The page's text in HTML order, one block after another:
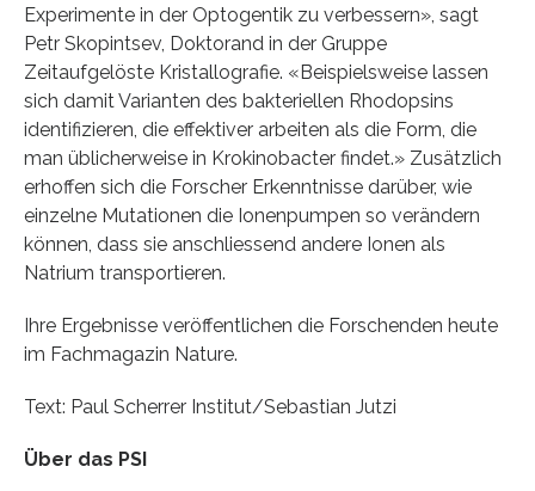
Experimente in der Optogentik zu verbessern», sagt
Petr Skopintsev, Doktorand in der Gruppe
Zeitaufgelöste Kristallografie. «Beispielsweise lassen
sich damit Varianten des bakteriellen Rhodopsins
identifizieren, die effektiver arbeiten als die Form, die
man üblicherweise in Krokinobacter findet.» Zusätzlich
erhoffen sich die Forscher Erkenntnisse darüber, wie
einzelne Mutationen die Ionenpumpen so verändern
können, dass sie anschliessend andere Ionen als
Natrium transportieren.
Ihre Ergebnisse veröffentlichen die Forschenden heute
im Fachmagazin Nature.
Text: Paul Scherrer Institut/Sebastian Jutzi
Über das PSI